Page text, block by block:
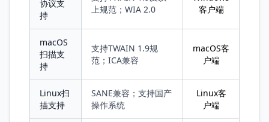
协议支
持
上规范；WIA 2.0
客户端
macOS
扫描支
持
支持TWAIN 1.9规
范；ICA兼容
macOS客
户端
Linux扫
描支持
SANE兼容；支持国产
操作系统
Linux客
户端